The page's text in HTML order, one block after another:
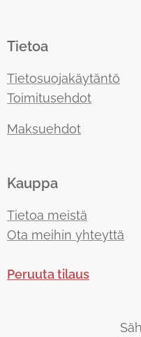
Tietoa
Tietosuojakäytäntö
Toimitusehdot
Maksuehdot
Kauppa
Tietoa meistä
Ota meihin yhteyttä
Peruuta tilaus